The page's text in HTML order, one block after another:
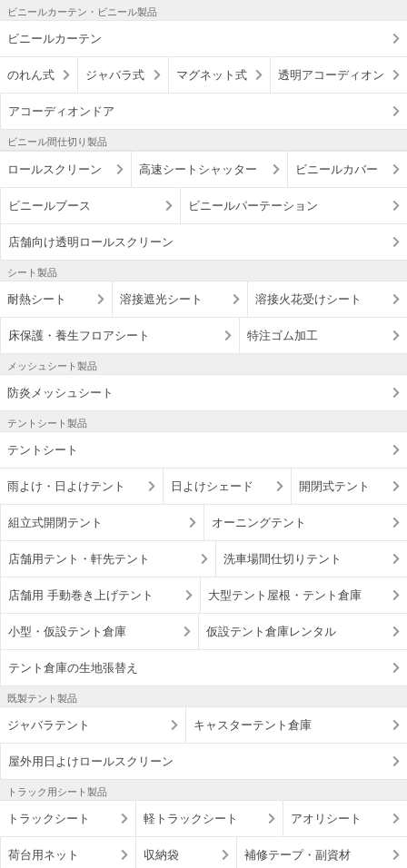
ビニールカーテン・ビニール製品
ビニールカーテン
のれん式 ジャバラ式 マグネット式 透明アコーディオン
アコーディオンドア
ビニール間仕切り製品
ロールスクリーン 高速シートシャッター ビニールカバー
ビニールブース ビニールパーテーション
店舗向け透明ロールスクリーン
シート製品
耐熱シート 溶接遮光シート 溶接火花受けシート
床保護・養生フロアシート 特注ゴム加工
メッシュシート製品
防炎メッシュシート
テントシート製品
テントシート
雨よけ・日よけテント 日よけシェード 開閉式テント
組立式開閉テント オーニングテント
店舗用テント・軒先テント 洗車場間仕切りテント
店舗用 手動巻き上げテント 大型テント屋根・テント倉庫
小型・仮設テント倉庫 仮設テント倉庫レンタル
テント倉庫の生地張替え
既製テント製品
ジャバラテント キャスターテント倉庫
屋外用日よけロールスクリーン
トラック用シート製品
トラックシート 軽トラックシート アオリシート
荷台用ネット 収納袋 補修テープ・副資材